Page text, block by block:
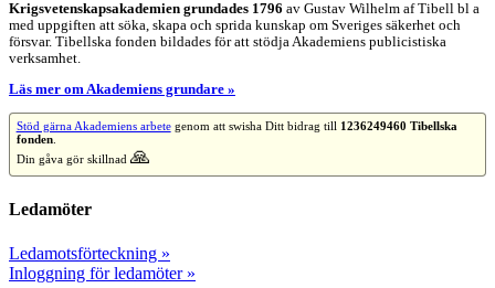
Krigsvetenskap­sakademien grundades 1796 av Gustav Wilhelm af Tibell bl a
med uppgiften att söka, skapa och sprida kunskap om Sveriges säkerhet och
försvar. Tibellska fonden bildades för att stödja Akademiens publicistiska
verksamhet.
Läs mer om Akademiens grundare »
Stöd gärna Akademiens arbetegenom att swisha Ditt bidrag till 1236249460 Tibellska
fonden.
Din gåva gör skillnad 🙏
Ledamöter
Ledamotsförteckning »
Inloggning för ledamöter »